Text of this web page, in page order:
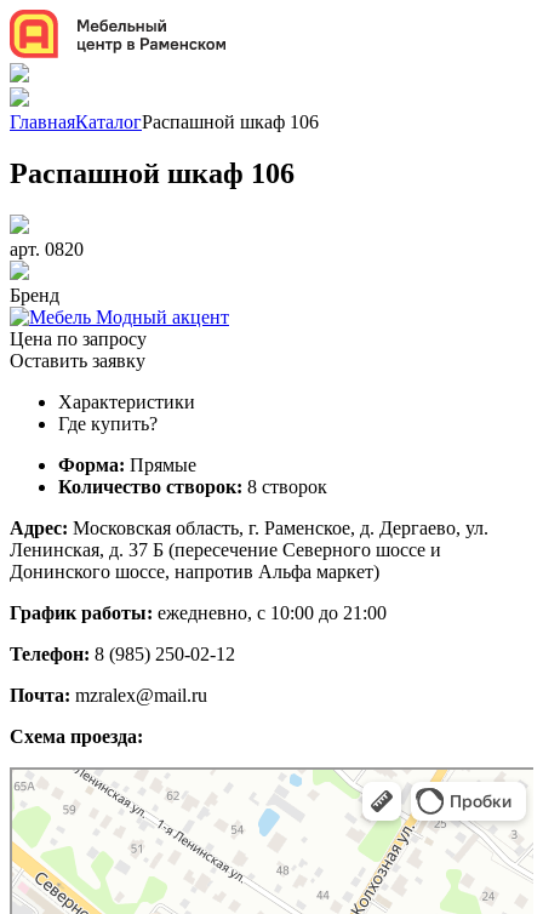
ГлавнаяКаталогРаспашной шкаф 106
Распашной шкаф 106
арт. 0820
Бренд
Цена по запросу
Оставить заявку
Характеристики
Где купить?
Форма: Прямые
Количество створок: 8 створок
Адрес: Московская область, г. Раменское, д. Дергаево, ул.
Ленинская, д. 37 Б (пересечение Северного шоссе и
Донинского шоссе, напротив Альфа маркет)
График работы: ежедневно, с 10:00 до 21:00
Телефон: 8 (985) 250-02-12
Почта: mzralex@mail.ru
Схема проезда:
Яндекс Карты
Яндекс Карты — транспорт, навигация, поиск мест